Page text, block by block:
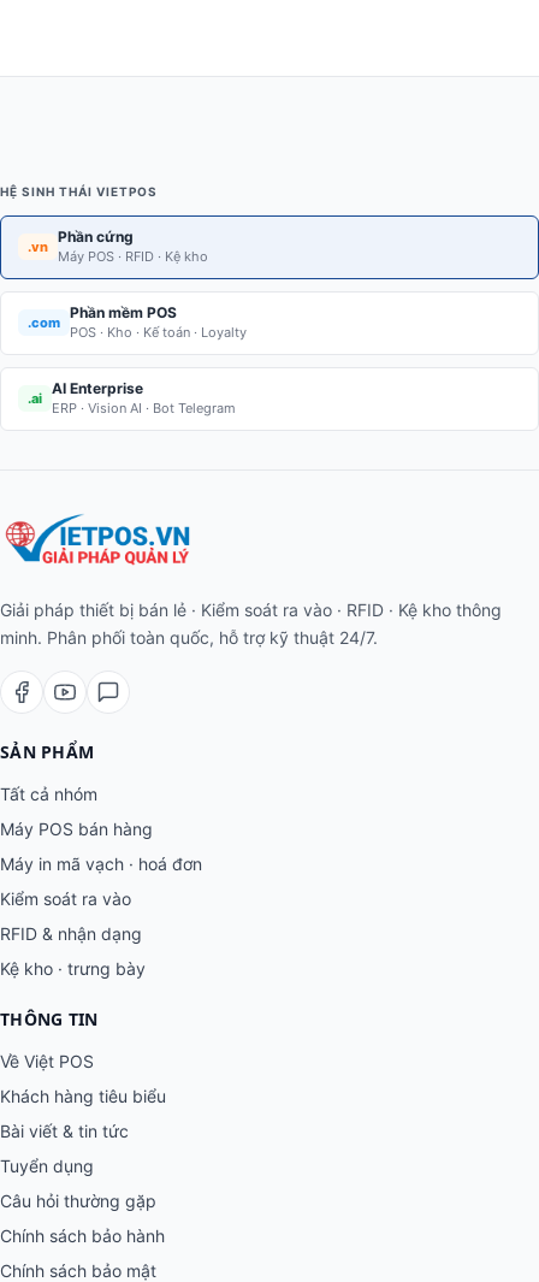
HỆ SINH THÁI VIETPOS
.vn
Phần cứng
Máy POS · RFID · Kệ kho
.com
Phần mềm POS
POS · Kho · Kế toán · Loyalty
.ai
AI Enterprise
ERP · Vision AI · Bot Telegram
Giải pháp thiết bị bán lẻ · Kiểm soát ra vào · RFID · Kệ kho thông
minh. Phân phối toàn quốc, hỗ trợ kỹ thuật 24/7.
SẢN PHẨM
Tất cả nhóm
Máy POS bán hàng
Máy in mã vạch · hoá đơn
Kiểm soát ra vào
RFID & nhận dạng
Kệ kho · trưng bày
THÔNG TIN
Về Việt POS
Khách hàng tiêu biểu
Bài viết & tin tức
Tuyển dụng
Câu hỏi thường gặp
Chính sách bảo hành
Chính sách bảo mật